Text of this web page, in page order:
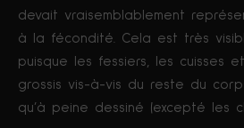
devait vraisemblablement
à la fécondité. Cela est très
puisque les fessiers, les cuisses
grossis vis-à-vis du reste du
qu’à peine dessiné (excepté les